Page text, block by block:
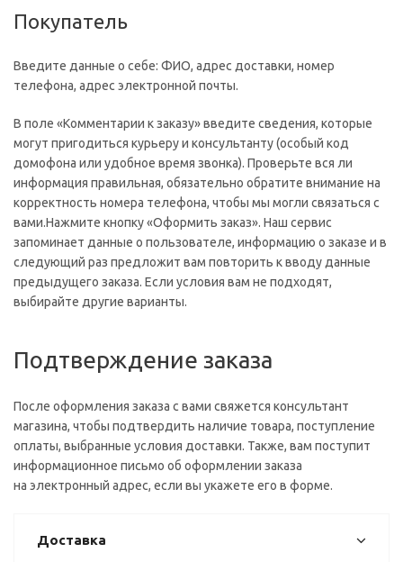
Покупатель
Введите данные о себе: ФИО, адрес доставки, номер
телефона, адрес электронной почты.
В поле «Комментарии к заказу» введите сведения, которые
могут пригодиться курьеру и консультанту (особый код
домофона или удобное время звонка). Проверьте вся ли
информация правильная, обязательно обратите внимание на
корректность номера телефона, чтобы мы могли связаться с
вами.Нажмите кнопку «Оформить заказ». Наш сервис
запоминает данные о пользователе, информацию о заказе и в
следующий раз предложит вам повторить к вводу данные
предыдущего заказа. Если условия вам не подходят,
выбирайте другие варианты.
Подтверждение заказа
После оформления заказа с вами свяжется консультант
магазина, чтобы подтвердить наличие товара, поступление
оплаты, выбранные условия доставки. Также, вам поступит
информационное письмо об оформлении заказа
на электронный адрес, если вы укажете его в форме.
Доставка